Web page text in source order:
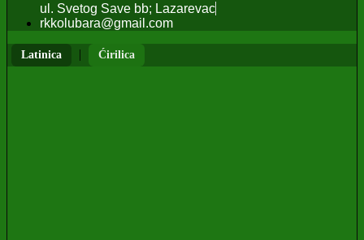
ul. Svetog Save bb; Lazarevac
rkkolubara@gmail.com
Latinica | Ćirilica